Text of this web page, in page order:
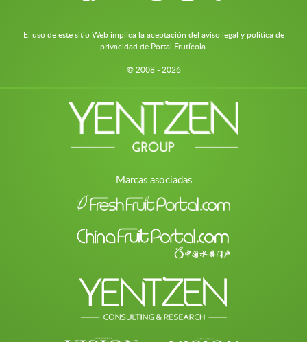
El uso de este sitio Web implica la aceptación del aviso legal y política de
privacidad de Portal Frutícola.
© 2008 - 2026
Marcas asociadas